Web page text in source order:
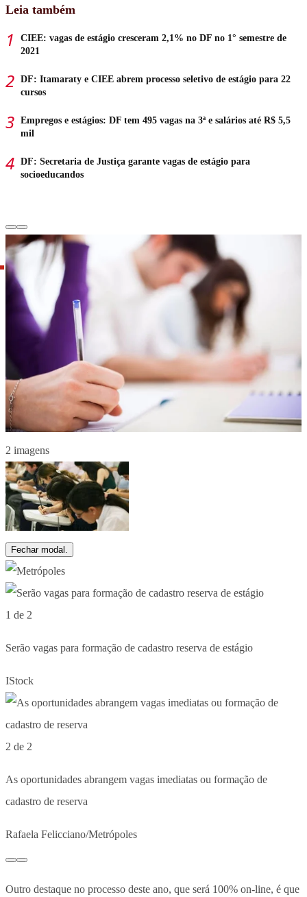
Leia também
CIEE: vagas de estágio cresceram 2,1% no DF no 1° semestre de
2021
DF: Itamaraty e CIEE abrem processo seletivo de estágio para 22
cursos
Empregos e estágios: DF tem 495 vagas na 3ª e salários até R$ 5,5
mil
DF: Secretaria de Justiça garante vagas de estágio para
socioeducandos
2 imagens
Fechar modal.
1 de 2
Serão vagas para formação de cadastro reserva de estágio
IStock
2 de 2
As oportunidades abrangem vagas imediatas ou formação de
cadastro de reserva
Rafaela Felicciano/Metrópoles
Outro destaque no processo deste ano, que será 100% on-line, é que